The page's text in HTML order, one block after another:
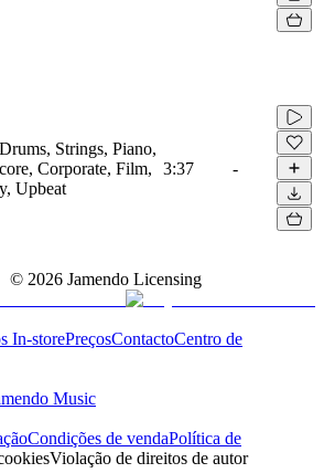
Strings, Piano,
Corporate, Film,
Upbeat
3:37 -
© 2026 Jamendo Licensing
In-storePreçosContactoCentro de
Music
Condições de vendaPolítica de
Violação de direitos de autor